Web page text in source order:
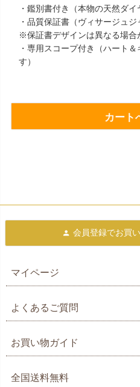
・鑑別書付き（本物の天然ダ
・品質保証書（ヴィサージュジ
※保証書デザインは異なる場合
・専用スコープ付き（ハート
す）
カート
会員登録でお買
マイページ
よくあるご質問
お買い物ガイド
全国送料無料